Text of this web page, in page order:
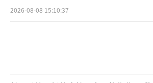
2026-08-08 15:10:37